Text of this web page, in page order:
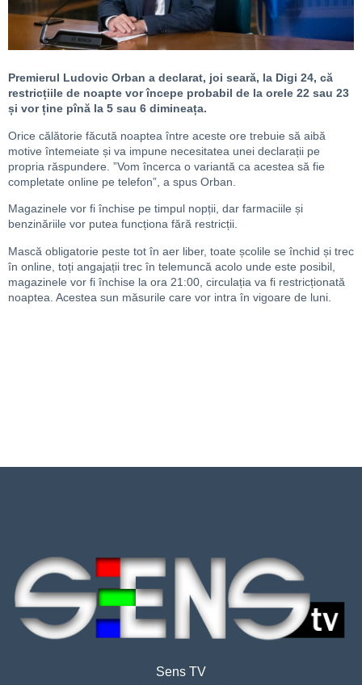
Premierul Ludovic Orban a declarat, joi seară, la Digi 24, că
restricțiile de noapte vor începe probabil de la orele 22 sau 23
și vor ține pînă la 5 sau 6 dimineața.
Orice călătorie făcută noaptea între aceste ore trebuie să aibă
motive întemeiate și va impune necesitatea unei declarații pe
propria răspundere. ”Vom încerca o variantă ca acestea să fie
completate online pe telefon”, a spus Orban.
Magazinele vor fi închise pe timpul nopții, dar farmaciile și
benzinăriile vor putea funcționa fără restricții.
Mască obligatorie peste tot în aer liber, toate școlile se închid și trec
în online, toți angajații trec în telemuncă acolo unde este posibil,
magazinele vor fi închise la ora 21:00, circulația va fi restricționată
noaptea. Acestea sun măsurile care vor intra în vigoare de luni.
Sens TV